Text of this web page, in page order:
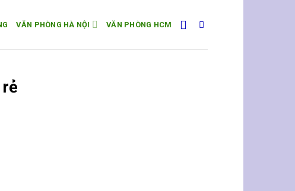
VĂN PHÒNG HÀ NỘI VĂN PHÒNG HCM